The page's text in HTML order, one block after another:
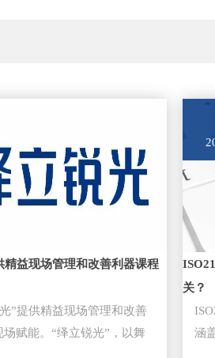
益现场管理和改善利器课程
”提供精益现场管理和改善
赋能。“绎立锐光”，以舞
关？
涵